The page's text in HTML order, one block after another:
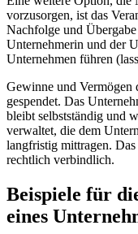
vorzusorgen, ist das
Nachfolge und
Unternehmerin und der
Unternehmen führen
Gewinne und Vermögen
gespendet. Das
bleibt selbstständig und
verwaltet, die dem
langfristig mittragen.
rechtlich verbindlich.
Beispiele für
eines